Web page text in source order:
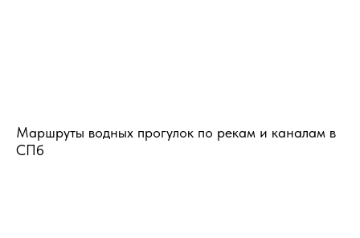
Маршруты водных прогулок по рекам и каналам в
СПб